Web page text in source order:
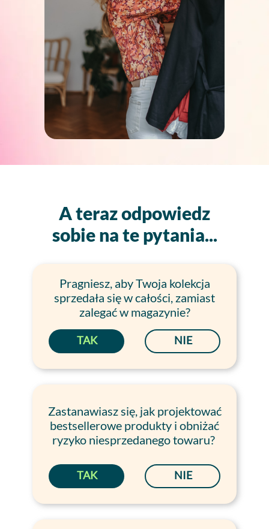
NIE
TAK
Zastanawiasz się, jak projektować
bestsellerowe produkty i obniżać
ryzyko niesprzedanego towaru?
NIE
TAK
Pragniesz, aby Twoja kolekcja
sprzedała się w całości, zamiast
zalegać w magazynie?
A teraz odpowiedz
sobie na te pytania...